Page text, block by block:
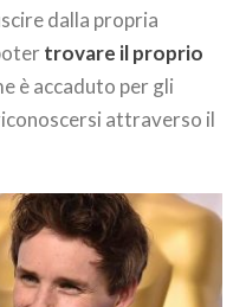
dalla propria
trovare il proprio
è accaduto per gli
attraverso il